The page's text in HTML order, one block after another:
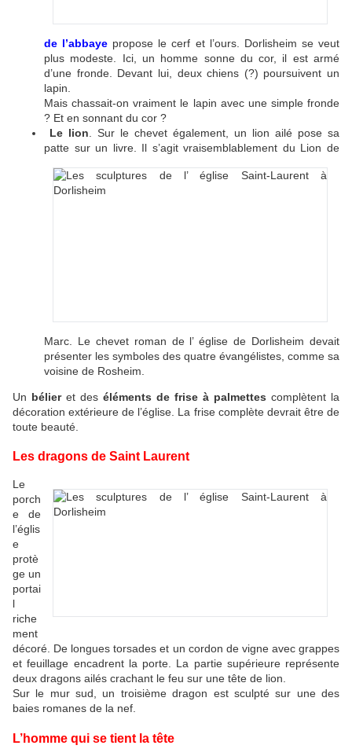
de l’abbaye propose le cerf et l’ours. Dorlisheim se veut
plus modeste. Ici, un homme sonne du cor, il est armé
d’une fronde. Devant lui, deux chiens (?) poursuivent un
lapin.
Mais chassait-on vraiment le lapin avec une simple fronde
? Et en sonnant du cor ?
Le lion . Sur le chevet également, un lion ailé pose sa
patte sur un livre. Il s’agit vraisemblablement du Lion de
Marc. Le chevet roman de l’ église de Dorlisheim devait
présenter les symboles des quatre évangélistes, comme sa
voisine de Rosheim.
Un bélier et des éléments de frise à palmettes complètent la
décoration extérieure de l’église. La frise complète devrait être de
toute beauté.
Les dragons de Saint Laurent
Le
porch
e de
l’églis
e
protè
ge un
portai
l
riche
ment
décoré. De longues torsades et un cordon de vigne avec grappes
et feuillage encadrent la porte. La partie supérieure représente
deux dragons ailés crachant le feu sur une tête de lion.
Sur le mur sud, un troisième dragon est sculpté sur une des
baies romanes de la nef.
L’homme qui se tient la tête